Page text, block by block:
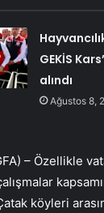
GEKİS
alındı
Ağustos 8,
– Özellikle
köyleri